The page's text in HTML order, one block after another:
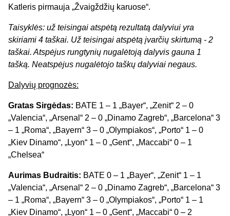
Katleris pirmauja „Žvaigždžių karuose“.
Taisyklės: už teisingai atspėtą rezultatą dalyviui yra
skiriami 4 taškai. Už teisingai atspėtą įvarčių skirtumą - 2
taškai. Atspėjus rungtynių nugalėtoją dalyvis gauna 1
tašką. Neatspėjus nugalėtojo taškų dalyviai negaus.
Dalyvių prognozės:
Gratas Sirgėdas: BATE 1 – 1 „Bayer“, „Zenit“ 2 – 0
„Valencia“, „Arsenal“ 2 – 0 „Dinamo Zagreb“, „Barcelona“ 3
– 1 „Roma“, „Bayern“ 3 – 0 „Olympiakos“, „Porto“ 1 – 0
„Kiev Dinamo“, „Lyon“ 1 – 0 „Gent“, „Maccabi“ 0 – 1
„Chelsea“
Aurimas Budraitis: BATE 0 – 1 „Bayer“, „Zenit“ 1 – 1
„Valencia“, „Arsenal“ 2 – 0 „Dinamo Zagreb“, „Barcelona“ 3
– 1 „Roma“, „Bayern“ 3 – 0 „Olympiakos“, „Porto“ 1 – 1
„Kiev Dinamo“, „Lyon“ 1 – 0 „Gent“, „Maccabi“ 0 – 2